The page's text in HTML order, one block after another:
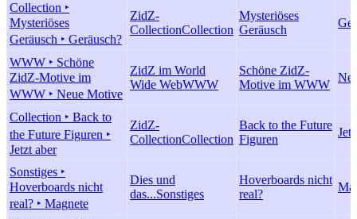
Collection ‣
Mysteriöses
Geräusch ‣ Geräusch?
ZidZ-
CollectionCollection
Mysteriöses
Geräusch
WWW ‣ Schöne
ZidZ-Motive im
WWW ‣ Neue Motive
ZidZ im World
Wide WebWWW
Schöne ZidZ-
Motive im WWW
Collection ‣ Back to
the Future Figuren ‣
Jetzt aber
ZidZ-
CollectionCollection
Back to the Future
Figuren
Sonstiges ‣
Hoverboards nicht
real? ‣ Magnete
Dies und
das...Sonstiges
Hoverboards nicht
real?